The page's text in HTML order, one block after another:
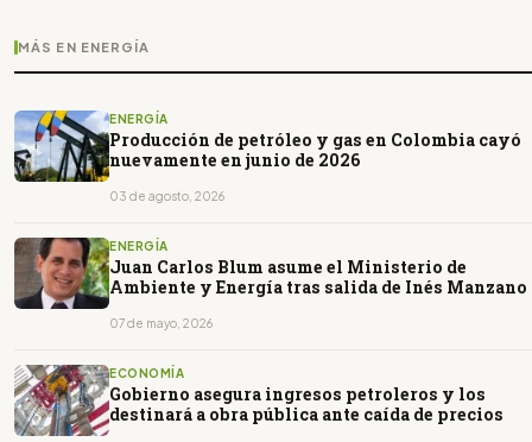
MÁS EN ENERGÍA
ENERGÍA
Producción de petróleo y gas en Colombia cayó
nuevamente en junio de 2026
03 de agosto, 2026
ENERGÍA
Juan Carlos Blum asume el Ministerio de
Ambiente y Energía tras salida de Inés Manzano
07 de mayo, 2026
ECONOMÍA
Gobierno asegura ingresos petroleros y los
destinará a obra pública ante caída de precios